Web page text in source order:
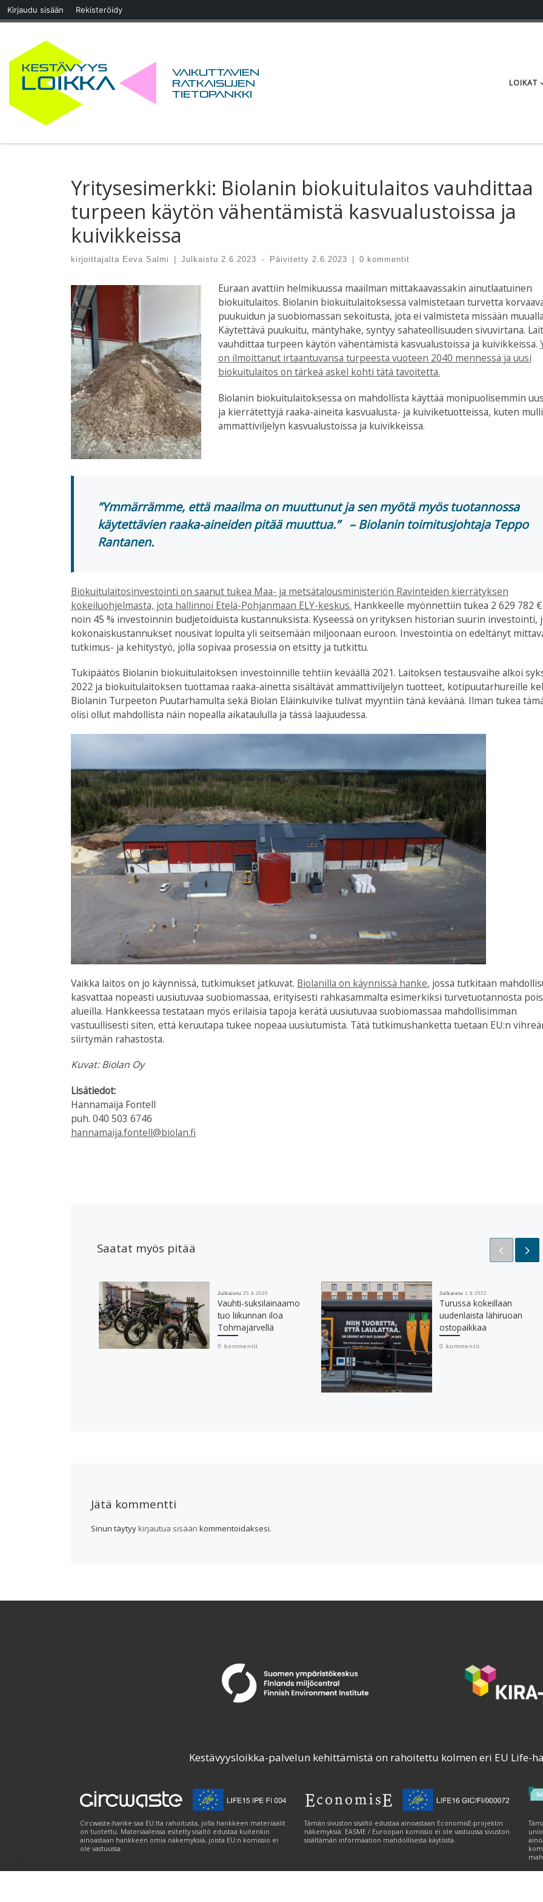
Kirjaudu sisään Rekisteröidy
Skip to content
Vaikuttavien
ratkaisujen
tietopankki
LOIKAT
Yritysesimerkki: Biolanin biokuitulaitos vauhdittaa
turpeen käytön vähentämistä kasvualustoissa ja
kuivikkeissa
kirjoittajalta Eeva Salmi Julkaistu 2.6.2023 - Päivitetty 2.6.2023 0 kommentit
Euraan avattiin helmikuussa maailman mittakaavassakin ainutlaatuinen
biokuitulaitos. Biolanin biokuitulaitoksessa valmistetaan turvetta
puukuidun ja suobiomassan sekoitusta, jota ei valmisteta missään
Käytettävä puukuitu, mäntyhake, syntyy sahateollisuuden sivuvirtana.
vauhdittaa turpeen käytön vähentämistä kasvualustoissa ja kuivikkeissa.
on ilmoittanut irtaantuvansa turpeesta vuoteen 2040 mennessä ja uusi
biokuitulaitos on tärkeä askel kohti tätä tavoitetta.
Biolanin biokuitulaitoksessa on mahdollista käyttää monipuolisemmin
ja kierrätettyjä raaka-aineita kasvualusta- ja kuiviketuotteissa, kuten
ammattiviljelyn kasvualustoissa ja kuivikkeissa.
”Ymmärrämme, että maailma on muuttunut ja sen myötä myös tuotannossa
käytettävien raaka-aineiden pitää muuttua.” – Biolanin toimitusjohtaja Teppo
Rantanen.
Biokuitulaitosinvestointi on saanut tukea Maa- ja metsätalousministeriön Ravinteiden kierrätyksen
kokeiluohjelmasta, jota hallinnoi Etelä-Pohjanmaan ELY-keskus. Hankkeelle myönnettiin tukea 2 629 782
noin 45 % investoinnin budjetoiduista kustannuksista. Kyseessä on yrityksen historian suurin investointi,
kokonaiskustannukset nousivat lopulta yli seitsemään miljoonaan euroon. Investointia on edeltänyt
tutkimus- ja kehitystyö, jolla sopivaa prosessia on etsitty ja tutkittu.
Tukipäätös Biolanin biokuitulaitoksen investoinnille tehtiin keväällä 2021. Laitoksen testausvaihe alkoi
2022 ja biokuitulaitoksen tuottamaa raaka-ainetta sisältävät ammattiviljelyn tuotteet, kotipuutarhureille
Biolanin Turpeeton Puutarhamulta sekä Biolan Eläinkuivike tulivat myyntiin tänä keväänä. Ilman tukea
olisi ollut mahdollista näin nopealla aikataululla ja tässä laajuudessa.
Vaikka laitos on jo käynnissä, tutkimukset jatkuvat. Biolanilla on käynnissä hanke, jossa tutkitaan
kasvattaa nopeasti uusiutuvaa suobiomassaa, erityisesti rahkasammalta esimerkiksi turvetuotannosta
alueilla. Hankkeessa testataan myös erilaisia tapoja kerätä uusiutuvaa suobiomassaa mahdollisimman
vastuullisesti siten, että keruutapa tukee nopeaa uusiutumista. Tätä tutkimushanketta tuetaan EU:n
siirtymän rahastosta.
Kuvat: Biolan Oy
Lisätiedot:
Hannamaija Fontell
puh. 040 503 6746
hannamaija.fontell@biolan.fi
Saatat myös pitää
Julkaistu 25.8.2025
Vauhti-suksilainaamo
tuo liikunnan iloa
Tohmajärvellä
0 kommentit
Julkaistu 1.8.2022
Turussa kokeillaan
uudenlaista lähiruoan
ostopaikkaa
0 kommentit
Jätä kommentti
Sinun täytyy kirjautua sisään kommentoidaksesi.
Kestävyysloikka-palvelun kehittämistä on rahoitettu kolmen eri EU Life-
Circwaste-hanke saa EU:lta rahoitusta, jolla hankkeen materiaalit
on tuotettu. Materiaaleissa esitetty sisältö edustaa kuitenkin
ainoastaan hankkeen omia näkemyksiä, joista EU:n komissio ei
ole vastuussa.
Tämän sivuston sisältö edustaa ainoastaan EconomisE-projektin
näkemyksiä. EASME / Euroopan komissio ei ole vastuussa sivuston
sisältämän informaation mahdollisesta käytöstä.